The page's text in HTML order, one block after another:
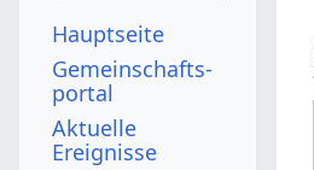
Hauptseite
Gemeinschafts­
portal
Aktuelle
Ereignisse